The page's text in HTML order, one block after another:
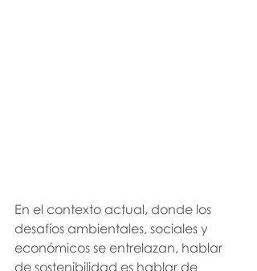
En el contexto actual, donde los
desafíos ambientales, sociales y
económicos se entrelazan, hablar
de sostenibilidad es hablar de